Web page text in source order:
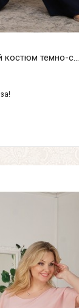
темно-с...